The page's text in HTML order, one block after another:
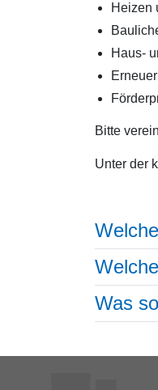
Heizen
Haus-
Bitte
Unter der
Was